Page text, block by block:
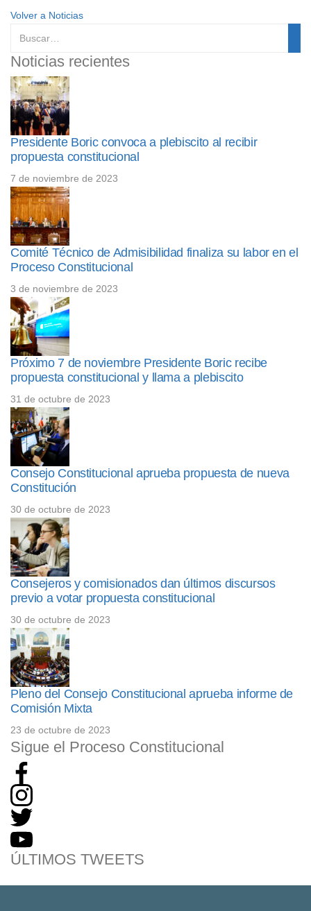
Volver a Noticias
Noticias recientes
Presidente Boric convoca a plebiscito al recibir
propuesta constitucional
7 de noviembre de 2023
Comité Técnico de Admisibilidad finaliza su labor en el
Proceso Constitucional
3 de noviembre de 2023
Próximo 7 de noviembre Presidente Boric recibe
propuesta constitucional y llama a plebiscito
31 de octubre de 2023
Consejo Constitucional aprueba propuesta de nueva
Constitución
30 de octubre de 2023
Consejeros y comisionados dan últimos discursos
previo a votar propuesta constitucional
30 de octubre de 2023
Pleno del Consejo Constitucional aprueba informe de
Comisión Mixta
23 de octubre de 2023
Sigue el Proceso Constitucional
ÚLTIMOS TWEETS